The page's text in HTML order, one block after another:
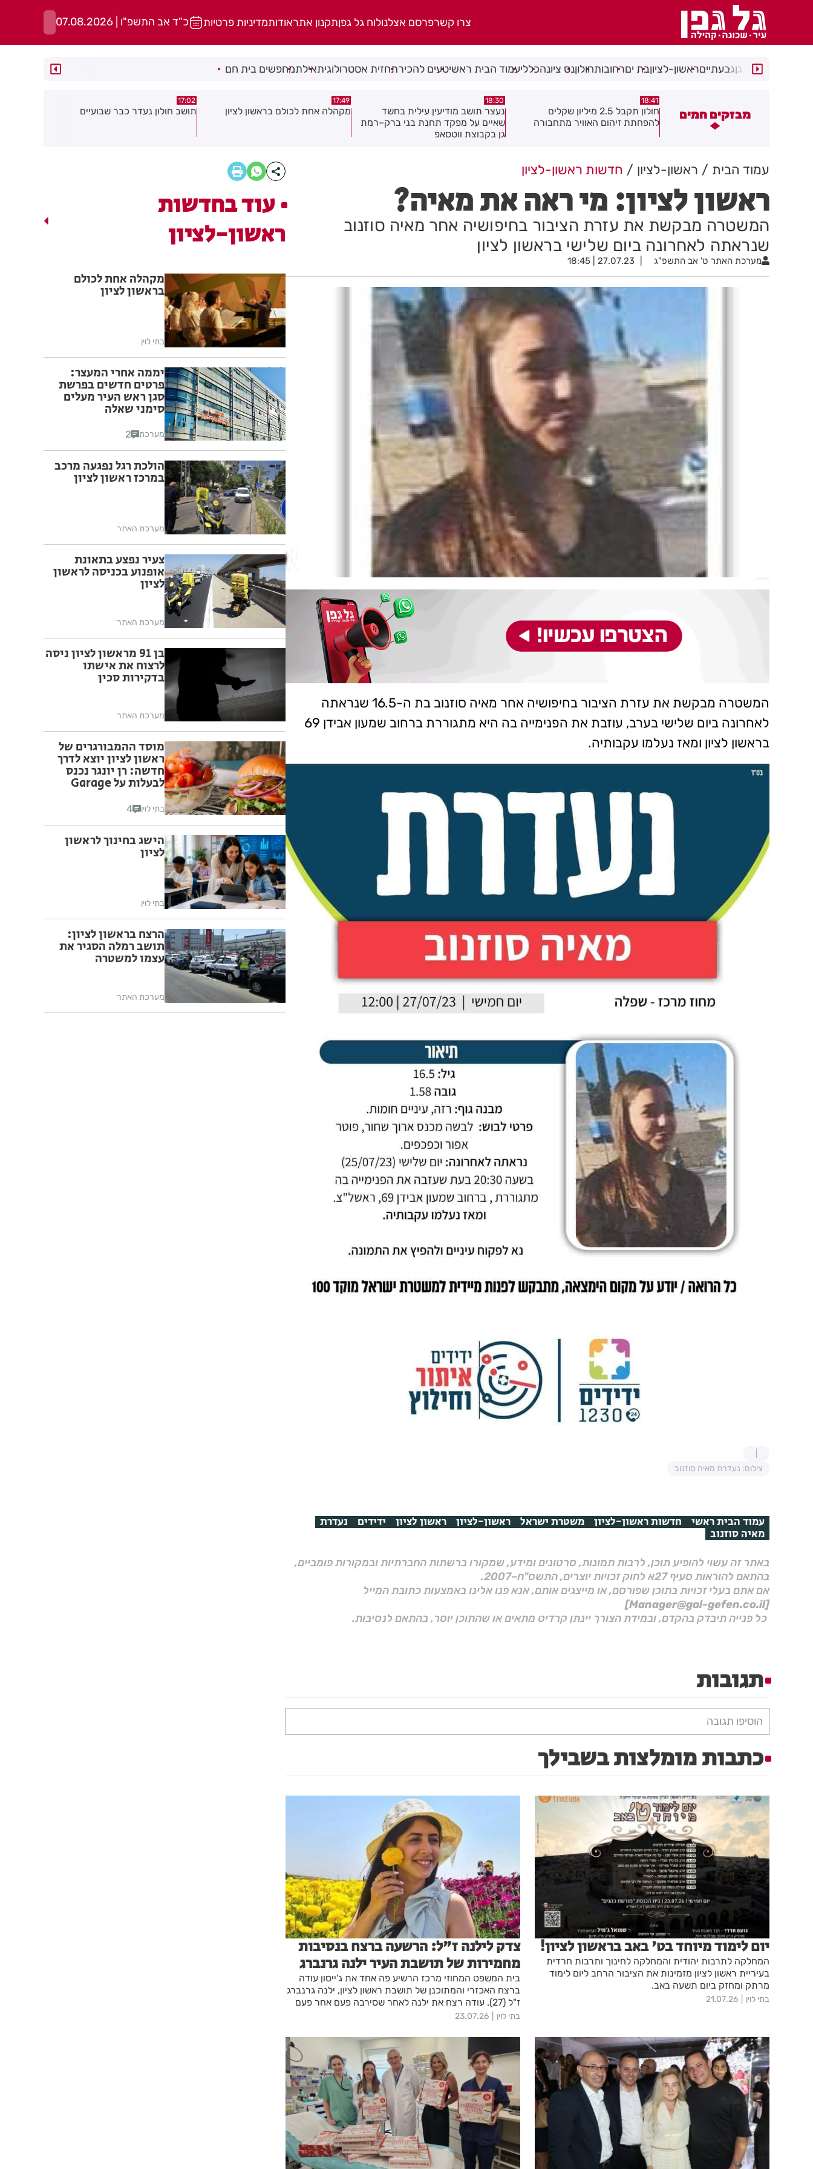
צרו קשרפרסם אצלנולוח גל גפןתקנון אתראודותמדיניות פרטיות כ"ד אב התשפ"ו | 07.08.2026
רמת גןגבעתייםראשון-לציוןבת יםרחובותחולוןנס ציונהכלליעמוד הבית ראשיטעים להכירתחזית אסטרולוגיתאילתמחפשים בית חם
מבזקים חמים
חולון תקבל 2.5 מיליון שקלים
להפחתת זיהום האוויר מתחבורה
18:30
נעצר תושב מודיעין עילית בחשד
שאיים על מפקד תחנת בני ברק–רמת
17:49
מקהלה אחת לכולם בראשון לציון
17:02
תושב חולון נעדר כבר שבועיים
15:21
"הרצל שמח בחמישי": עיריית רחובות
עמוד הבית ראשון-לציון חדשות ראשון-לציון
ראשון לציון: מי ראה את מאיה?
המשטרה מבקשת את עזרת הציבור בחיפושיה אחר מאיה סוזנוב
שנראתה לאחרונה ביום שלישי בראשון לציון
מערכת האתר ט' אב התשפ"ג 27.07.23 | 18:45
המשטרה מבקשת את עזרת הציבור בחיפושיה אחר מאיה סוזנוב בת ה-16.5 שנראתה
לאחרונה ביום שלישי בערב, עוזבת את הפנימייה בה היא מתגוררת ברחוב שמעון אבידן 69
בראשון לציון ומאז נעלמו עקבותיה.
צילום: נעדרת מאיה סוזנוב
עמוד הבית ראשי חדשות ראשון-לציון משטרת ישראל ראשון-לציון ראשון לציון ידידים נעדרת
מאיה סוזנוב
באתר זה עשוי להופיע תוכן, לרבות תמונות, סרטונים ומידע, שמקורו ברשתות החברתיות ובמקורות פומביים,
בהתאם להוראות סעיף 27א לחוק זכויות יוצרים, התשס"ח–2007.
אם אתם בעלי זכויות בתוכן שפורסם, או מייצגים אותם, אנא פנו אלינו באמצעות כתובת המייל
[Manager@gal-gefen.co.il]
כל פנייה תיבדק בהקדם, ובמידת הצורך יינתן קרדיט מתאים או שהתוכן יוסר, בהתאם לנסיבות.
תגובות
הוסיפו תגובה
כתבות מומלצות בשבילך
יום לימוד מיוחד בט' באב בראשון לציון!
המחלקה לתרבות יהודית והמחלקה לחינוך ותרבות חרדית
בעיריית ראשון לציון מזמינות את הציבור הרחב ליום לימוד
מרתק ומחזק ביום תשעה באב.
בתי לוין 21.07.26
צדק לילנה ז"ל: הרשעה ברצח בנסיבות
מחמירות של תושבת העיר ילנה גרנברג
בית המשפט המחוזי מרכז הרשיע פה אחד את ג'ייסון עודה
ברצח האכזרי והמתוכנן של תושבת ראשון לציון, ילנה גרנברג
ז"ל (27). עודה רצח את ילנה לאחר שסירבה פעם אחר פעם
להפוך את הקשר ביניהם לרומנטי. אחותה, נדיה: "הוא שבר
בתי לוין 23.07.26
עוד בחדשות
ראשון-לציון
מקהלה אחת לכולם
בראשון לציון
בתי לוין
יממה אחרי המעצר:
פרטים חדשים בפרשת
סגן ראש העיר מעלים
סימני שאלה
מערכת 2
הולכת רגל נפגעה מרכב
במרכז ראשון לציון
מערכת האתר
צעיר נפצע בתאונת
אופנוע בכניסה לראשון
לציון
מערכת האתר
בן 91 מראשון לציון ניסה
לרצוח את אישתו
בדקירות סכין
מערכת האתר
מוסד ההמבורגרים של
ראשון לציון יוצא לדרך
חדשה: רן יונגר נכנס
לבעלות על Garage
בתי לוין 4
הישג בחינוך לראשון
לציון
בתי לוין
הרצח בראשון לציון:
תושב רמלה הסגיר את
עצמו למשטרה
מערכת האתר